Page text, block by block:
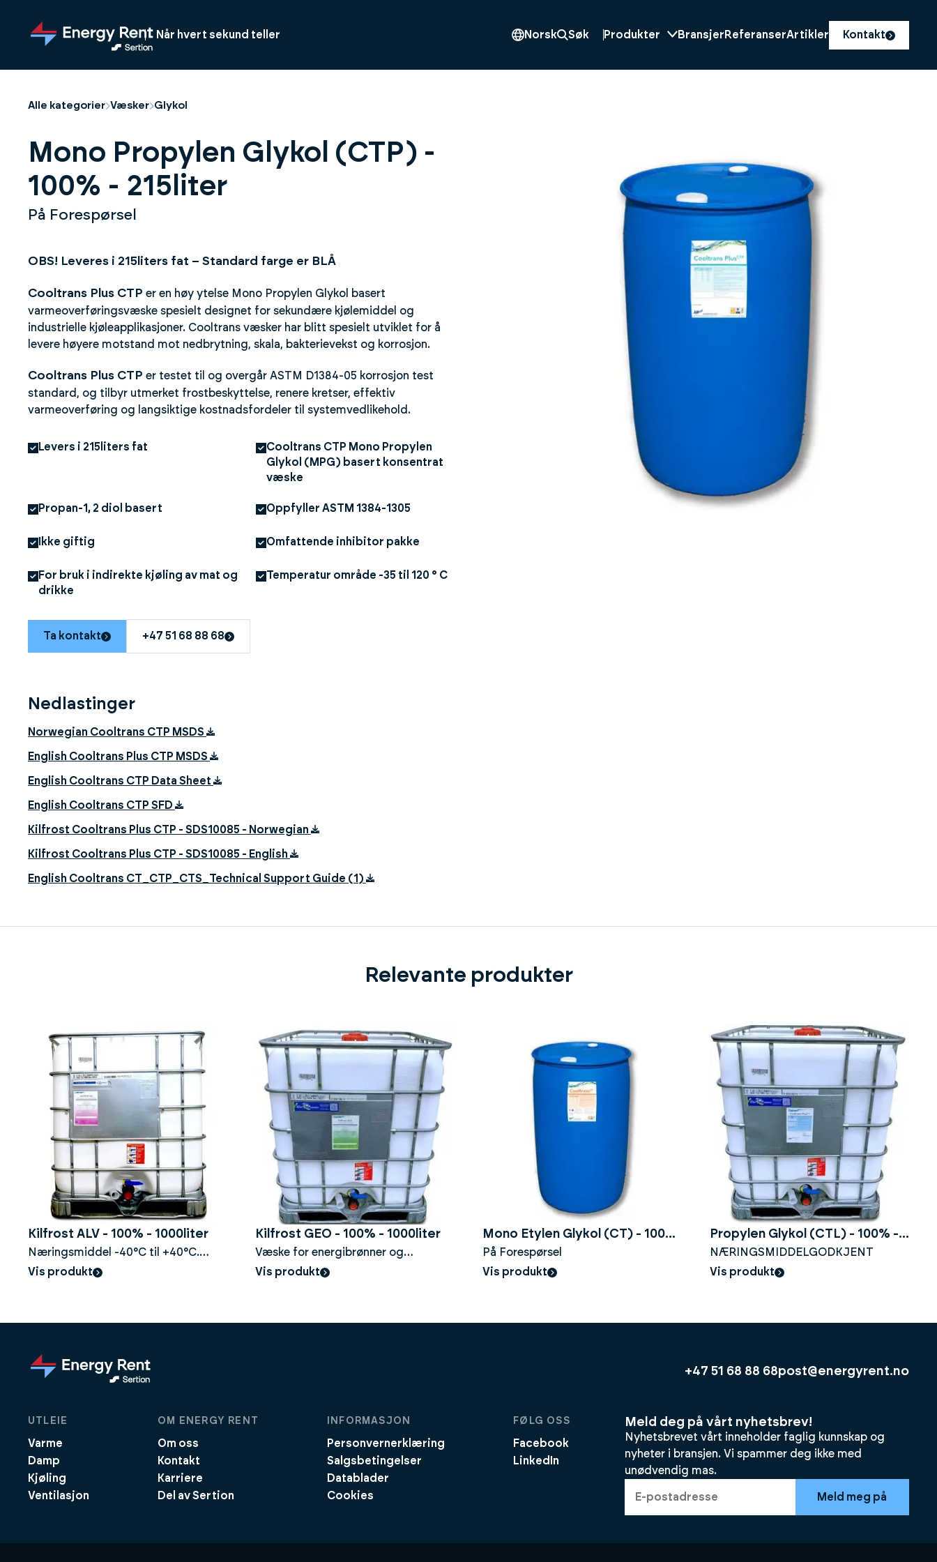
hovedinnhold
Når hvert sekund teller Norsk Søk Produkter Bransjer ReferanserArtikler Kontakt
Alle kategorier Væsker Glykol
Mono Propylen Glykol (CTP) -
100% - 215liter
På Forespørsel
OBS! Leveres i 215liters fat – Standard farge er BLÅ
Cooltrans Plus CTP er en høy ytelse Mono Propylen Glykol basert
varmeoverføringsvæske spesielt designet for sekundære kjølemiddel og
industrielle kjøleapplikasjoner. Cooltrans væsker har blitt spesielt utviklet for å
levere høyere motstand mot nedbrytning, skala, bakterievekst og korrosjon.
Cooltrans Plus CTP er testet til og overgår ASTM D1384-05 korrosjon test
standard, og tilbyr utmerket frostbeskyttelse, renere kretser, effektiv
varmeoverføring og langsiktige kostnadsfordeler til systemvedlikehold.
Levers i 215liters fat
Cooltrans CTP Mono Propylen
Glykol (MPG) basert konsentrat
væske
Propan-1, 2 diol basert Oppfyller ASTM 1384-1305
Ikke giftig Omfattende inhibitor pakke
For bruk i indirekte kjøling av mat og
drikke
Temperatur område -35 til 120 ° C
Ta kontakt +47 51 68 88 68
Nedlastinger
Norwegian Cooltrans CTP MSDS
English Cooltrans Plus CTP MSDS
English Cooltrans CTP Data Sheet
English Cooltrans CTP SFD
Kilfrost Cooltrans Plus CTP - SDS10085 - Norwegian
Kilfrost Cooltrans Plus CTP - SDS10085 - English
English Cooltrans CT_CTP_CTS_Technical Support Guide (1)
Relevante produkter
Kilfrost ALV - 100% - 1000liter
Næringsmiddel -40°C til +40°C.
Giftfri glykol, høy ytelse
Vis produkt
Kilfrost GEO - 100% - 1000liter
Væske for energibrønner og
varmepumper
Vis produkt
Mono Etylen Glykol (CT) - 100%
- 215liter
På Forespørsel
Vis produkt
Propylen Glykol (CTL) - 100% -
1000liter
NÆRINGSMIDDELGODKJENT
Vis produkt
+47 51 68 88 68post@energyrent.no
UTLEIE
Varme
Damp
Kjøling
Ventilasjon
OM ENERGY RENT
Om oss
Kontakt
Karriere
Del av Sertion
INFORMASJON
Personvernerklæring
Salgsbetingelser
Datablader
Cookies
FØLG OSS
Facebook
LinkedIn
Meld deg på vårt nyhetsbrev!
Nyhetsbrevet vårt inneholder faglig kunnskap og
nyheter i bransjen. Vi spammer deg ikke med
unødvendig mas.
Meld meg på